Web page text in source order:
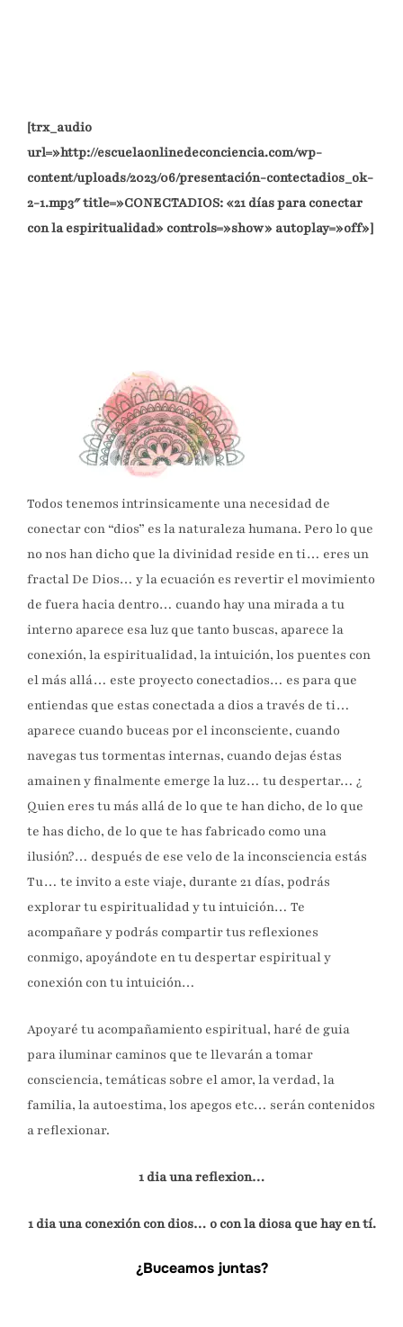
[trx_audio
url=»http://escuelaonlinedeconciencia.com/wp-
content/uploads/2023/06/presentación-contectadios_ok-
2-1.mp3″ title=»CONECTADIOS: «21 días para conectar
con la espiritualidad» controls=»show» autoplay=»off»]
Todos tenemos intrinsicamente una necesidad de
conectar con “dios” es la naturaleza humana. Pero lo que
no nos han dicho que la divinidad reside en ti… eres un
fractal De Dios… y la ecuación es revertir el movimiento
de fuera hacia dentro… cuando hay una mirada a tu
interno aparece esa luz que tanto buscas, aparece la
conexión, la espiritualidad, la intuición, los puentes con
el más allá… este proyecto conectadios… es para que
entiendas que estas conectada a dios a través de ti…
aparece cuando buceas por el inconsciente, cuando
navegas tus tormentas internas, cuando dejas éstas
amainen y finalmente emerge la luz… tu despertar… ¿
Quien eres tu más allá de lo que te han dicho, de lo que
te has dicho, de lo que te has fabricado como una
ilusión?… después de ese velo de la inconsciencia estás
Tu… te invito a este viaje, durante 21 días, podrás
explorar tu espiritualidad y tu intuición… Te
acompañare y podrás compartir tus reflexiones
conmigo, apoyándote en tu despertar espiritual y
conexión con tu intuición…
Apoyaré tu acompañamiento espiritual, haré de guia
para iluminar caminos que te llevarán a tomar
consciencia, temáticas sobre el amor, la verdad, la
familia, la autoestima, los apegos etc… serán contenidos
a reflexionar.
1 dia una reflexion…
1 dia una conexión con dios… o con la diosa que hay en tí.
¿Buceamos juntas?